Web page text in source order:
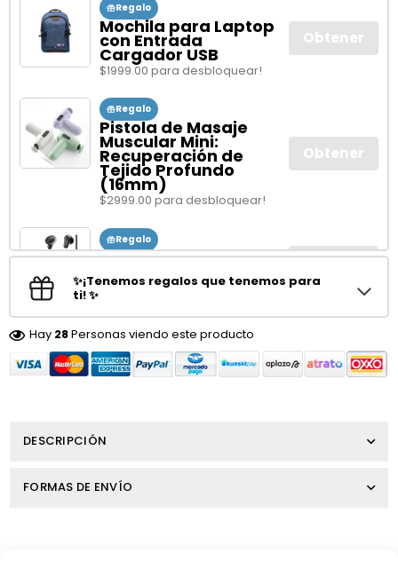
Regalo
Mochila para Laptop
con Entrada
Cargador USB
$1999.00 para desbloquear!
Obtener
Regalo
Pistola de Masaje
Muscular Mini:
Recuperación de
Tejido Profundo
(16mm)
$2999.00 para desbloquear!
Obtener
Regalo
Audífonos HTC NE20
In-ear Inalámbricos
$3999.00 para desbloquear!
Obtener
✨¡Tenemos regalos que tenemos para
ti! ✨
Hay 28Personas viendo este producto
DESCRIPCIÓN
FORMAS DE ENVÍO